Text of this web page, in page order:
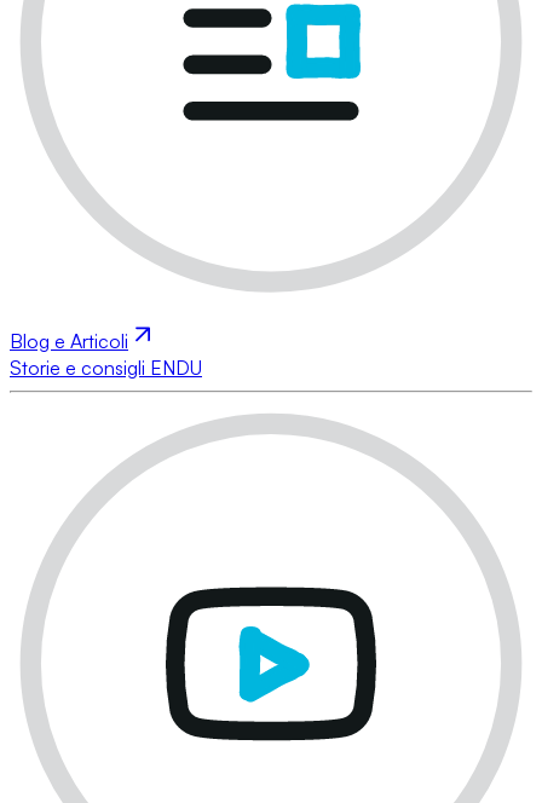
Blog e Articoli
Storie e consigli ENDU